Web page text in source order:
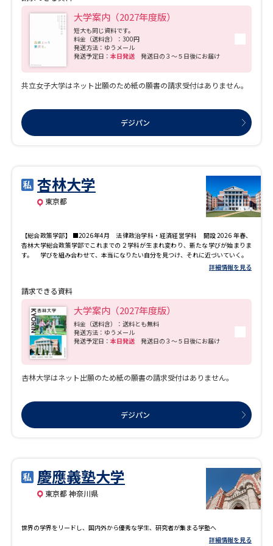
す。
大学案内（2027年度版）
短大も同じ資料です。
料金（送料含）：300円
発送方法：ゆうメール
発送予定日： 本日発送 発送日の３～５日後にお届け
共立女子大学はネット出願のため紙の願書の請求受付はありません。
デジパン
杏林大学
東京都
【総合政策学部】 ■2026年4月 法律政治学科・経済経営学科 開設 2026 年春、
杏林大学総合政策学部でこれまでの２学科が生まれ変わり、新たな学びが始まりま
す。 学びを組み合わせて、本当になりたい自分を見つけ、それに近づいていく。
詳細情報を見る
請求できる資料
大学案内（2027年度版）
料金（送料含）：送料とも無料
発送方法：ゆうメール
発送予定日： 本日発送 発送日の３～５日後にお届け
杏林大学はネット出願のため紙の願書の請求受付はありません。
デジパン
慶應義塾大学
東京都 神奈川県
世界の学界をリードし、国内外から優秀な学生、研究者が集まる学塾へ
詳細情報を見る